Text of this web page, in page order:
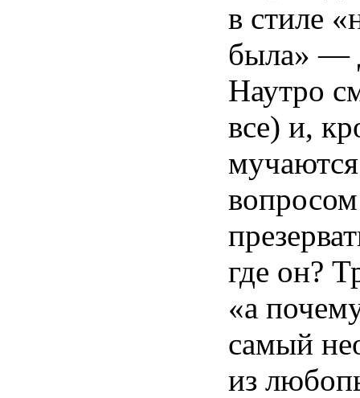
в стиле «
была» —
Наутро
все) и,
мучаются
вопросом
где он?
«а
самый
из